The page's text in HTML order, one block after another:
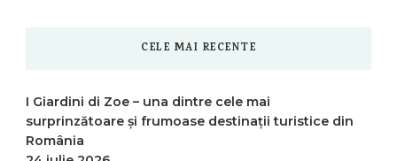
CELE MAI RECENTE
I Giardini di Zoe – una dintre cele mai
surprinzătoare și frumoase destinații turistice din
România